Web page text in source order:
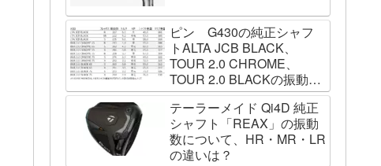
ピン G430の純正シャフ
トALTA JCB BLACK、
TOUR 2.0 CHROME、
TOUR 2.0 BLACKの振動数
を測ってみました
テーラーメイド Qi4D 純正
シャフト「REAX」の振動
数について、HR・MR・LR
の違いは？